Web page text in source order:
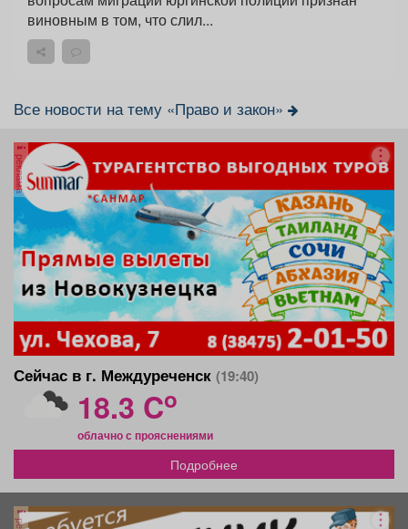
виновным в том, что слил...
Все новости на тему «Право и закон»
реклама
Сейчас в г. Междуреченск (19:40)
18.3 Co
облачно с прояснениями
Подробнее